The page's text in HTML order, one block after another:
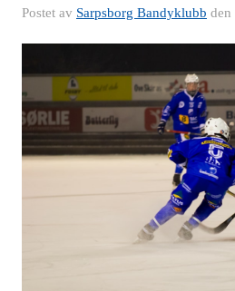
Postet av Sarpsborg Bandyklubb den